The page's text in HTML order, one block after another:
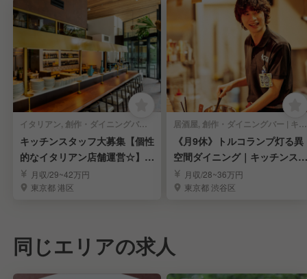
イタリアン, 創作・ダイニングバー | キッチンスタッフ
キッチンスタッフ大募集【個性
的なイタリアン店舗運営☆】独
立支援制度あり◎
月収/29~42万円
東京都 港区
居酒屋, 創作・ダイニングバー | キッチンスタッフ
《月9休》トルコランプ灯る異
空間ダイニング｜キッチンスタ
ッフ求む！
月収/28~36万円
東京都 渋谷区
同じエリアの求人